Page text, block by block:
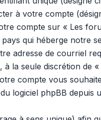
à votre compte
compte sur « Les
qui héberge notre
adresse de courriel
la seule discrétion de
compte vous
logiciel phpBB depuis